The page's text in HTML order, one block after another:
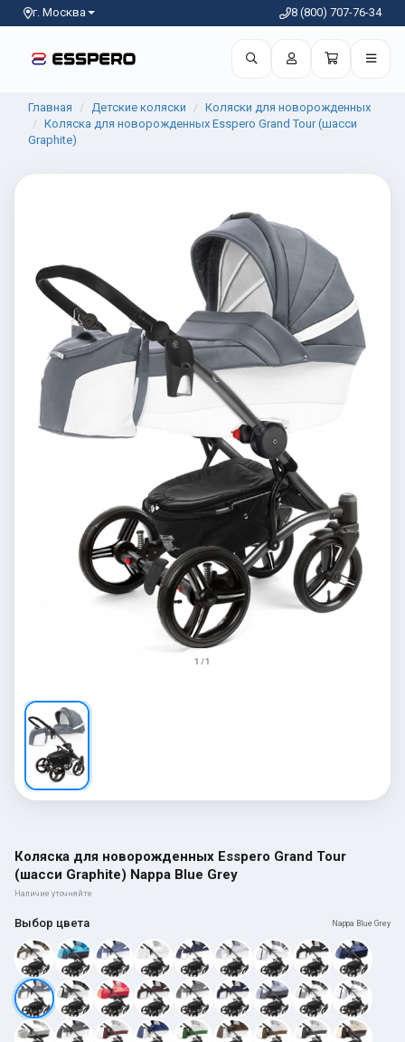
г. Москва 8 (800) 707-76-34
Главная Детские коляски
Коляски для новорожденных
Коляска для новорожденных Esspero Grand Tour (шасси
Graphite)
1 / 1
Коляска для новорожденных Esspero Grand Tour
(шасси Graphite) Nappa Blue Grey
Наличие уточняйте
Выбор цвета Nappa Blue Grey